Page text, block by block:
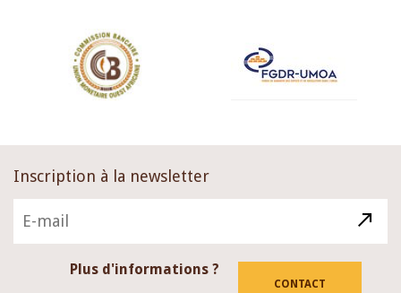
Inscription à la newsletter
Plus d'informations ?
CONTACT